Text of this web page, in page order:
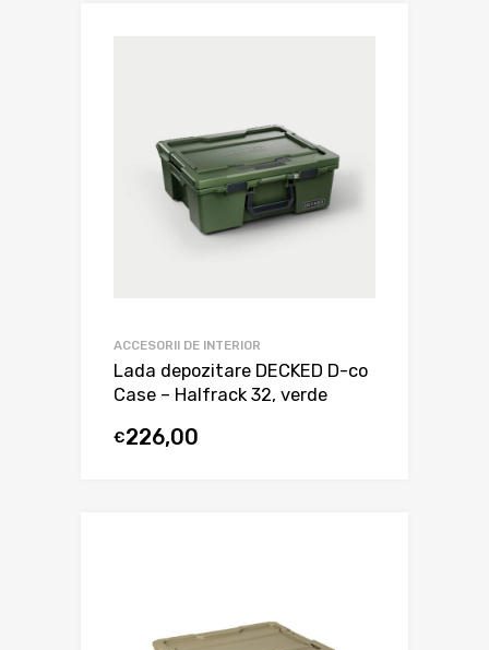
ACCESORII DE INTERIOR
Lada depozitare DECKED D-co
Case – Halfrack 32, verde
€226,00